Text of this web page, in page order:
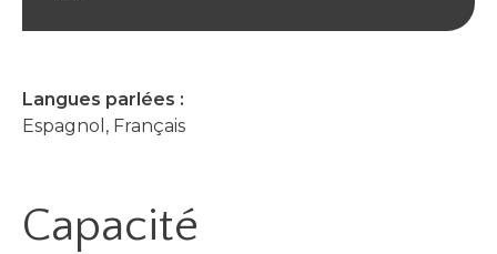
Langues parlées :
Espagnol, Français
Capacité